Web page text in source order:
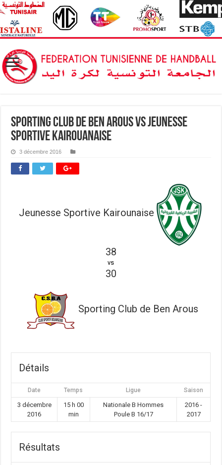
Sporting Club de Ben Arous vs Jeunesse
Sportive kairouanaise
3 décembre 2016
Jeunesse Sportive Kairounaise
38
vs
30
Sporting Club de Ben Arous
Détails
Date Temps Ligue Saison
3 décembre
2016
15 h 00
min
Nationale B Hommes
Poule B 16/17
2016 -
2017
Résultats